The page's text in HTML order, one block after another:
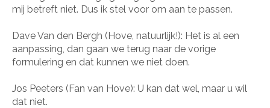
mij betreft niet. Dus ik stel voor om aan te passen.
Dave Van den Bergh (Hove, natuurlijk!): Het is al een
aanpassing, dan gaan we terug naar de vorige
formulering en dat kunnen we niet doen.
Jos Peeters (Fan van Hove): U kan dat wel, maar u wil
dat niet.